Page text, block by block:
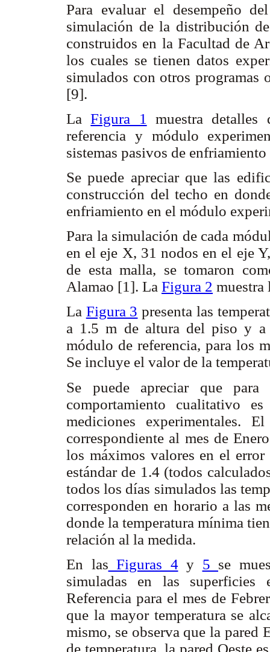
Para evaluar el desempeño
simulación de la distribución
construidos en la Facultad de
los cuales se tienen datos
simulados con otros
[9].
LaFigura 1
muestra
referencia y módulo
sistemas pasivos de
Se puede apreciar que las
construcción del techo en
enfriamiento en el módulo
Para la simulación de cada
en el eje X, 31 nodos en el eje
de esta malla, se tomaron
Alamao [1]. La Figura 2
La Figura 3 presenta las
a 1.5 m de altura del piso y a
módulo de referencia, para los
Se incluye el valor de la
Se puede apreciar que para
comportamiento cualitativo
mediciones experimentales.
correspondiente al mes de
los máximos valores en el
estándar de 1.4 (todos
todos los días simulados las
corresponden en horario a las
donde la temperatura mínima
relación al la medida.
En las Figuras 4y 5 se
simuladas en las
Referencia para el mes de
que la mayor temperatura se
mismo, se observa que la pared
de temperatura, la pared Oeste